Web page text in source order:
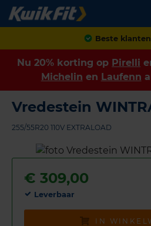
Achteraf
Nu 20% korting op Pirelli
Michelin en Laufenn
Vredestein
255/55R20 110V EXTRALOAD
€ 309,00
Leverbaar
IN